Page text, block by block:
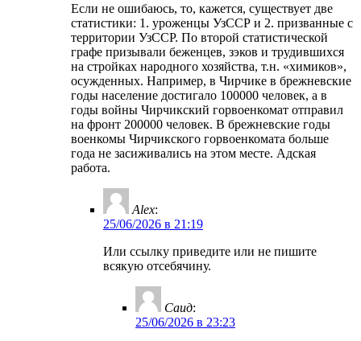
Если не ошибаюсь, то, кажется, существует две
статистики: 1. уроженцы УзССР и 2. призванные с
территории УзССР. По второй статистической
графе призывали беженцев, зэков и трудившихся
на стройках народного хозяйства, т.н. «химиков»,
осужденных. Например, в Чирчике в брежневские
годы население достигало 100000 человек, а в
годы войны Чирчикский горвоенкомат отправил
на фронт 200000 человек. В брежневские годы
военкомы Чирчикского горвоенкомата больше
года не засиживались на этом месте. Адская
работа.
Alex:
25/06/2026 в 21:19
Или ссылку приведите или не пишите
всякую отсебячину.
Саид:
25/06/2026 в 23:23